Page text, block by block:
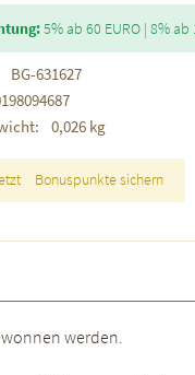
5% ab 60 EURO | 8% ab
BG-631627
0,026 kg
Bonuspunkte sichern
werden.